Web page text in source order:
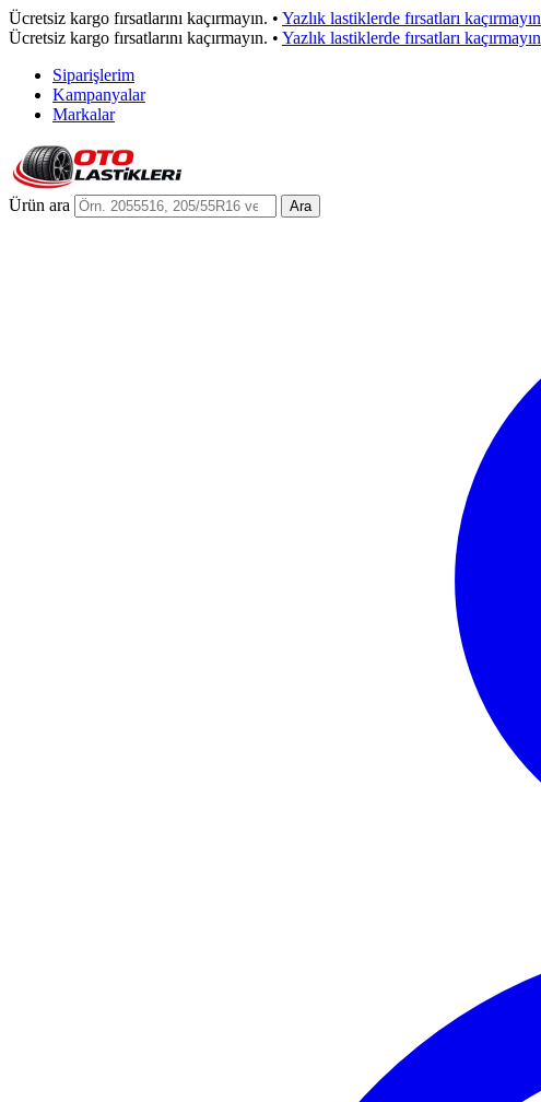
Ücretsiz kargo fırsatlarını kaçırmayın. • Yazlık lastiklerde fırsatları kaçırmayın
Ücretsiz kargo fırsatlarını kaçırmayın. • Yazlık lastiklerde fırsatları kaçırmayın
Siparişlerim
Kampanyalar
Markalar
Ürün ara Ara